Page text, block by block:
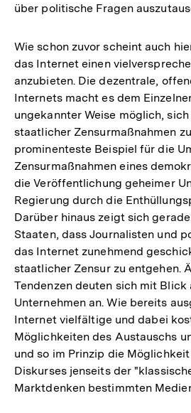
über politische Fragen
Wie schon zuvor scheint auch
das Internet einen
anzubieten. Die dezentrale,
Internets macht es dem
ungekannter Weise möglich,
staatlicher Zensurmaßnahmen
prominenteste Beispiel für die
Zensurmaßnahmen eines
die Veröffentlichung geheimer
Regierung durch die
Darüber hinaus zeigt sich
Staaten, dass Journalisten und
das Internet zunehmend
staatlicher Zensur zu entgehen.
Tendenzen deuten sich mit Blick
Unternehmen an. Wie bereits
Internet vielfältige und dabei
Möglichkeiten des Austauschs
und so im Prinzip die
Diskurses jenseits der
Marktdenken bestimmten